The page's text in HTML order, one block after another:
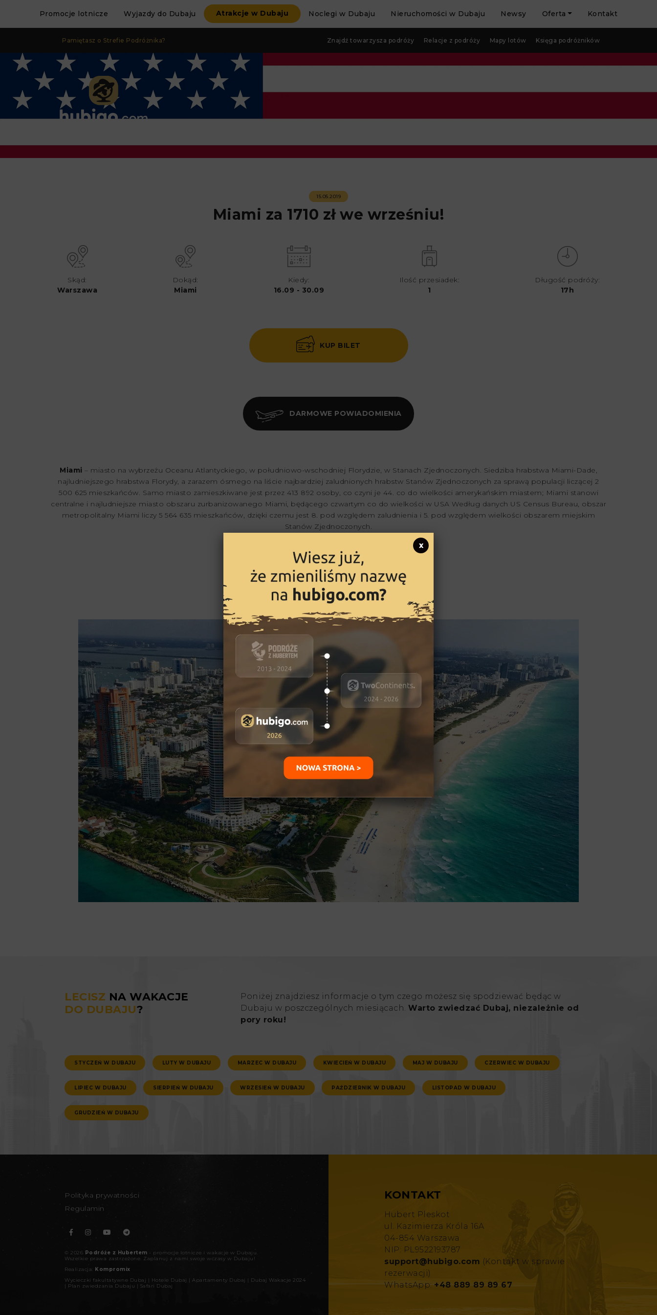
Promocje lotnicze Wyjazdy do Dubaju Atrakcje w Dubaju Noclegi w Dubaju Nieruchomości w Dubaju Newsy Oferta Kontakt
Pamiętasz o Strefie Podróżnika? Znajdź towarzysza podróży Relacje z podróży Mapy lotów Księga podróżników
15.05.2019
Miami za 1710 zł we wrześniu!
Skąd:
Warszawa
Dokąd:
Miami
Kiedy:
16.09 - 30.09
Ilość przesiadek:
1
Długość podróży:
17h
KUP BILET
DARMOWE POWIADOMIENIA
Miami – miasto na wybrzeżu Oceanu Atlantyckiego, w południowo-wschodniej Florydzie, w Stanach Zjednoczonych. Siedziba hrabstwa Miami-Dade,
najludniejszego hrabstwa Florydy, a zarazem ósmego na liście najbardziej zaludnionych hrabstw Stanów Zjednoczonych za sprawą populacji liczącej 2
500 625 mieszkańców. Samo miasto zamieszkiwane jest przez 413 892 osoby, co czyni je 44. co do wielkości amerykańskim miastem; Miami stanowi
centralne i najludniejsze miasto obszaru zurbanizowanego Miami, będącego czwartym co do wielkości w USA Według danych US Census Bureau, obszar
metropolitalny Miami liczy 5 564 635 mieszkańców, dzięki czemu jest 8. pod względem zaludnienia i 5. pod względem wielkości obszarem miejskim
Stanów Zjednoczonych.
North Beach
LIV Nightclub
South Beach
Miami Design District
Venetian Pool
LECISZ NA WAKACJE
DO DUBAJU?
Poniżej znajdziesz informacje o tym czego możesz się spodziewać będąc w
Dubaju w poszczególnych miesiącach. Warto zwiedzać Dubaj, niezależnie od
pory roku!
STYCZEŃ W DUBAJU LUTY W DUBAJU MARZEC W DUBAJU KWIECIEŃ W DUBAJU MAJ W DUBAJU CZERWIEC W DUBAJU
LIPIEC W DUBAJU SIERPIEŃ W DUBAJU WRZESIEŃ W DUBAJU PAŹDZIERNIK W DUBAJU LISTOPAD W DUBAJU
GRUDZIEŃ W DUBAJU
Polityka prywatności
Regulamin
© 2026 Podróże z Hubertem - promocje lotnicze i wakacje w Dubaju
Wszelkie prawa zastrzeżone. Zaplanuj z nami swoje wczasy w Dubaju!
Realizacja: Kompromix
Wycieczki fakultatywne Dubaj | Hotele Dubaj | Apartamenty Dubaj | Dubaj Wakacje 2024
| Plan zwiedzania Dubaju | Safari Dubaj
KONTAKT
Hubert Pleskot
ul. Kazimierza Króla 16A
04-854 Warszawa
NIP: PL9522193787
support@hubigo.com (Kontakt w sprawie
rezerwacji)
WhatsApp: +48 889 89 89 67
x